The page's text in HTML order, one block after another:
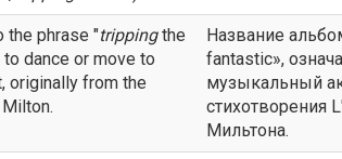
the phrase "trippingthe
dance or move to
originally from the
Название
fantastic»,
музыкальный
стихотворения
Мильтона.